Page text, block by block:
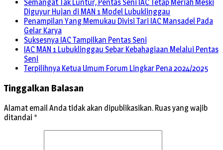
Semangat Tak Luntur, Pentas Seni IAC Tetap Meriah Meski
Diguyur Hujan di MAN 1 Model Lubuklinggau
Penampilan Yang Memukau Divisi Tari IAC Mansadel Pada
Gelar Karya
Suksesnya IAC Tampilkan Pentas Seni
IAC MAN 1 Lubuklinggau Sebar Kebahagiaan Melalui Pentas
Seni
Terpilihnya Ketua Umum Forum Lingkar Pena 2024/2025
Tinggalkan Balasan
Alamat email Anda tidak akan dipublikasikan. Ruas yang wajib
ditandai *